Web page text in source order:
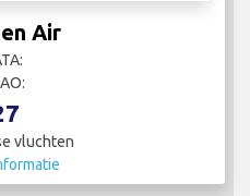
Air
vluchten